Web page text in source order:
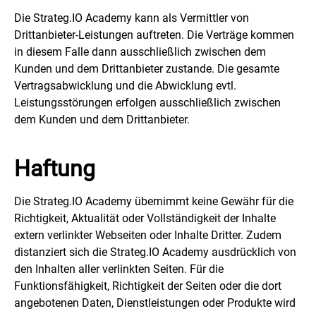
Die Strateg.IO Academy kann als Vermittler von
Drittanbieter-Leistungen auftreten. Die Verträge kommen
in diesem Falle dann ausschließlich zwischen dem
Kunden und dem Drittanbieter zustande. Die gesamte
Vertragsabwicklung und die Abwicklung evtl.
Leistungsstörungen erfolgen ausschließlich zwischen
dem Kunden und dem Drittanbieter.
Haftung
Die Strateg.IO Academy übernimmt keine Gewähr für die
Richtigkeit, Aktualität oder Vollständigkeit der Inhalte
extern verlinkter Webseiten oder Inhalte Dritter. Zudem
distanziert sich die Strateg.IO Academy ausdrücklich von
den Inhalten aller verlinkten Seiten. Für die
Funktionsfähigkeit, Richtigkeit der Seiten oder die dort
angebotenen Daten, Dienstleistungen oder Produkte wird